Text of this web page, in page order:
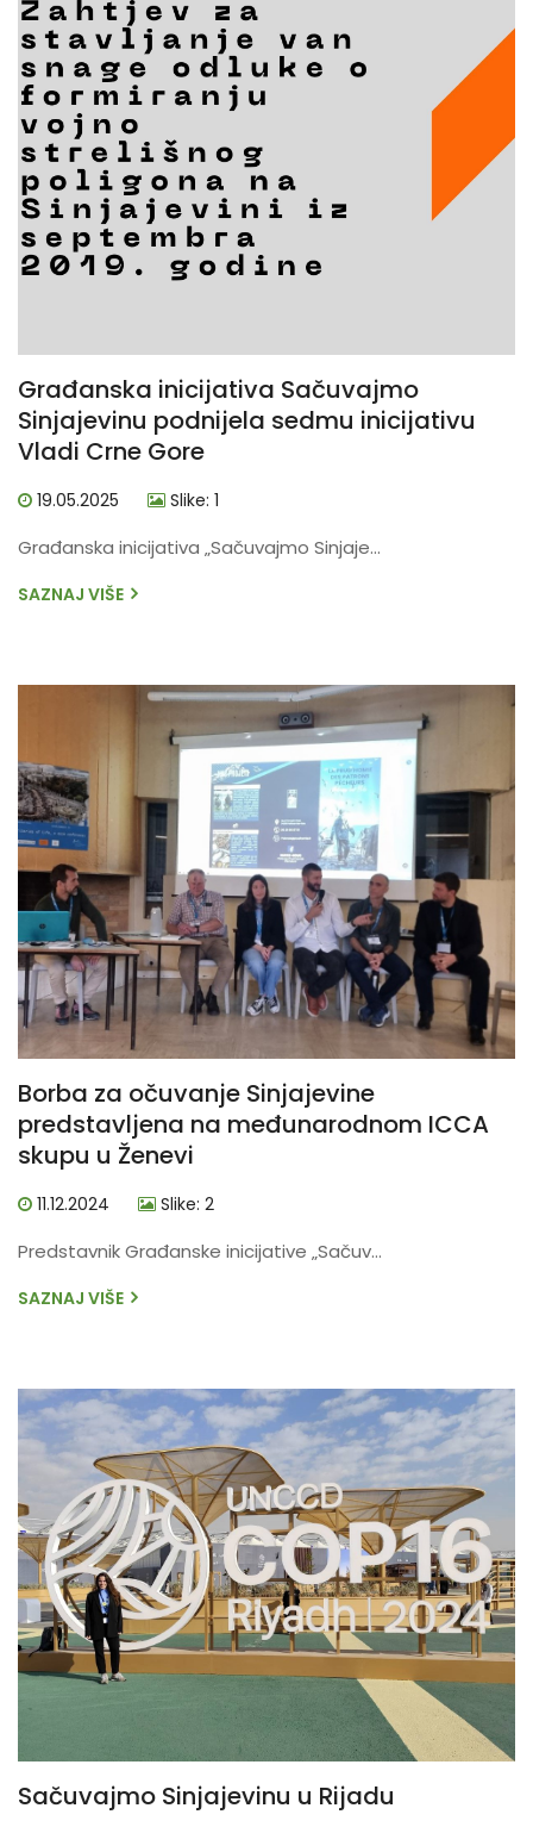
Građanska inicijativa Sačuvajmo
Sinjajevinu podnijela sedmu inicijativu
Vladi Crne Gore
19.05.2025 Slike: 1
Građanska inicijativa „Sačuvajmo Sinjaje...
SAZNAJ VIŠE
Borba za očuvanje Sinjajevine
predstavljena na međunarodnom ICCA
skupu u Ženevi
11.12.2024 Slike: 2
Predstavnik Građanske inicijative „Sačuv...
SAZNAJ VIŠE
Sačuvajmo Sinjajevinu u Rijadu